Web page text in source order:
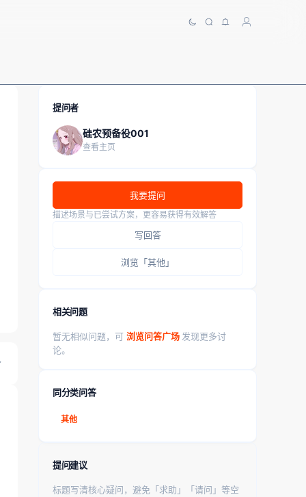
提问者
硅农预备役001
查看主页
我要提问
描述场景与已尝试方案，更容易获得有效解答
写回答
浏览「其他」
相关问题
暂无相似问题，可 浏览问答广场 发现更多讨
论。
同分类问答
其他
提问建议
标题写清核心疑问，避免「求助」「请问」等空